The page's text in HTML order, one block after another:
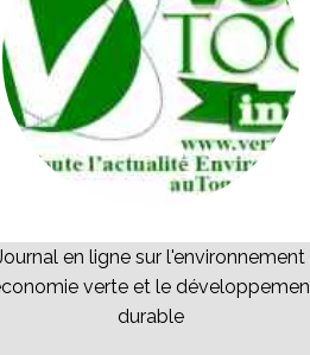
en ligne sur l'environnement
verte et le
durable